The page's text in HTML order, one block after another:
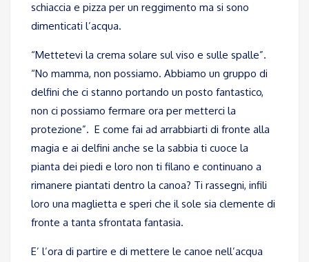
schiaccia e pizza per un reggimento ma si sono
dimenticati l’acqua.
“Mettetevi la crema solare sul viso e sulle spalle”.
“No mamma, non possiamo. Abbiamo un gruppo di
delfini che ci stanno portando un posto fantastico,
non ci possiamo fermare ora per metterci la
protezione”. E come fai ad arrabbiarti di fronte alla
magia e ai delfini anche se la sabbia ti cuoce la
pianta dei piedi e loro non ti filano e continuano a
rimanere piantati dentro la canoa? Ti rassegni, infili
loro una maglietta e speri che il sole sia clemente di
fronte a tanta sfrontata fantasia.
E’ l’ora di partire e di mettere le canoe nell’acqua